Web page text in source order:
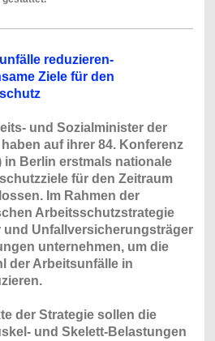
reduzieren-
Ziele für den
und Sozialminister der
haben auf ihrer 84. Konferenz
in Berlin erstmals nationale
für den Zeitraum
Im Rahmen der
Arbeitsschutzstrategie
und Unfallversicherungsträger
unternehmen, um die
der Arbeitsunfälle in
der Strategie sollen die
und Skelett-Belastungen